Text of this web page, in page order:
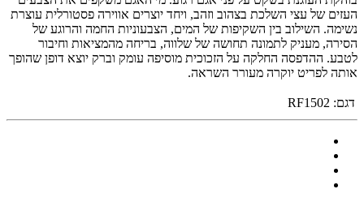
העזים של עצי השלכת בצהוב וזהב, ויחד יוצרים אווירה פסטורלית עוצרת
נשימה. השילוב בין השקיפות של המים, הצבעוניות החמה והרוגע של
הסירה, מעניק לתמונה תחושה של שלווה, בריחה מהמציאות וחיבור
לטבע. ההדפסה החלקה על הזכוכית מוסיפה עומק וברק יוצא דופן שהופך
אותה לפריט יוקרה מעורר השראה.
דגם: RF1502